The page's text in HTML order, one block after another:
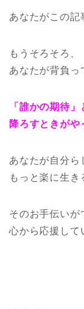
あなたがこの記
もうそろそろ、
あなたが背負っ
「誰かの期待
降ろすときがや
あなたが自分ら
もっと楽に生き
そのお手伝いが
心から応援して